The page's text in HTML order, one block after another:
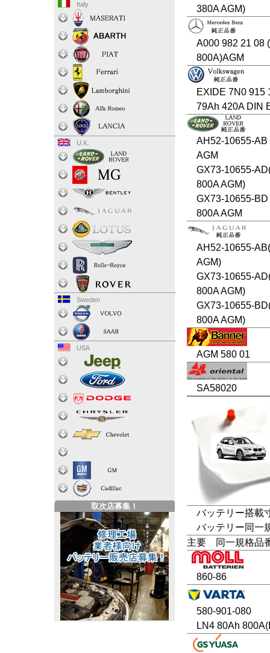
380A AGM)
A000 982 21 08
800A)AGM
EXIDE 7N0 915
79Ah 420A DIN
AH52-10655-AB
AGM
GX73-10655-
800A AGM)
GX73-10655-
800A AGM
AH52-10655-
AGM)
GX73-10655-
800A AGM)
GX73-10655-
800A AGM)
AGM 580 01
SA58020
バッテリー搭載
バッテリー同一
主要 同一規格品
860-86
580-901-080
LN4 80Ah
Italy
U.K.
Sweden
USA
取次店募集！